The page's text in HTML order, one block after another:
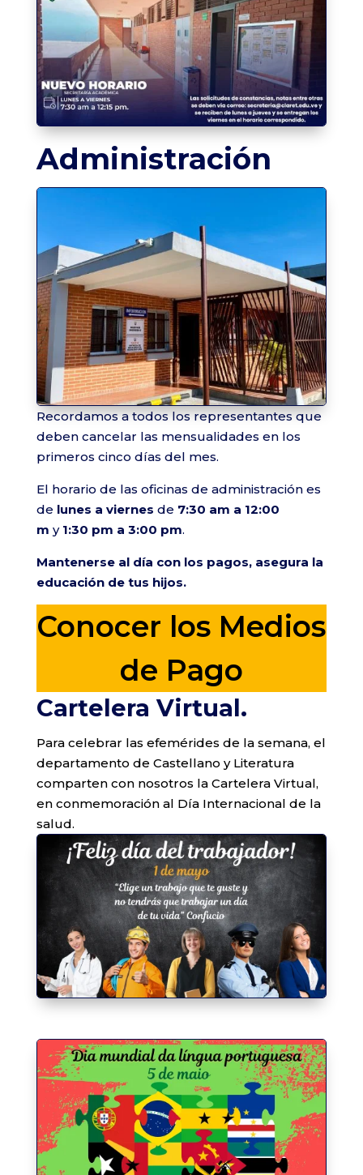
Administración
Recordamos a todos los representantes que
deben cancelar las mensualidades en los
primeros cinco días del mes.
El horario de las oficinas de administración es
de lunes a viernes de 7:30 am a 12:00
m y 1:30 pm a 3:00 pm.
Mantenerse al día con los pagos, asegura la
educación de tus hijos.
Conocer los Medios
de Pago
Cartelera Virtual.
Para celebrar las efemérides de la semana, el
departamento de Castellano y Literatura
comparten con nosotros la Cartelera Virtual,
en conmemoración al Día Internacional de la
salud.